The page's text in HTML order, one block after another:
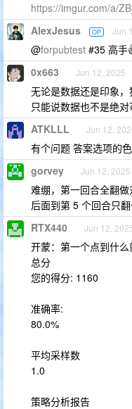
https://imgur.com/a/
AlexJesus OP Jun
@forpubtest #35 高手
0x663 Jun 12, 2025
无论是数据还是印象，
只能说数据也不是绝对
ATKLLL Jun 12,
有个问题 答案选项的
gorvey Jun 12, 2025
难绷，第一回合全翻做
后面到第 5 个回合只
RTX440 Jun 12,
开蒙：第一个点到什么
总分
您的得分: 1160
准确率:
80.0%
平均采样数
1.0
策略分析报告